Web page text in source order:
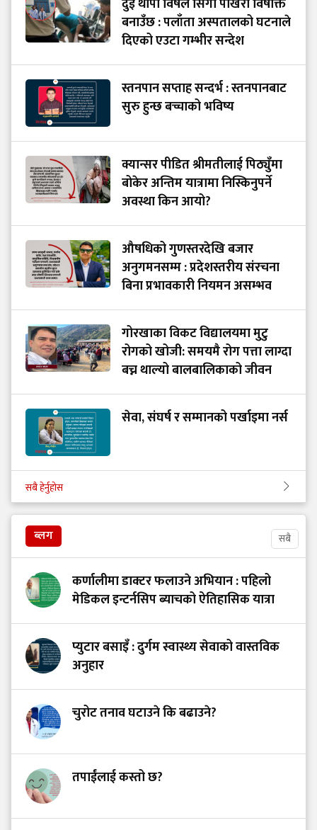
बनाउँछ : पलाँता अस्पतालको घटनाले
दिएको एउटा गम्भीर सन्देश
स्तनपान सप्ताह सन्दर्भ : स्तनपानबाट
सुरु हुन्छ बच्चाको भविष्य
क्यान्सर पीडित श्रीमतीलाई पिठ्युँमा
बोकेर अन्तिम यात्रामा निस्किनुपर्ने
अवस्था किन आयो?
औषधिको गुणस्तरदेखि बजार
अनुगमनसम्म : प्रदेशस्तरीय संरचना
बिना प्रभावकारी नियमन असम्भव
गोरखाका विकट विद्यालयमा मुटु
रोगको खोजी: समयमै रोग पत्ता लाग्दा
बच्न थाल्यो बालबालिकाको जीवन
सेवा, संघर्ष र सम्मानको पर्खाइमा नर्स
सबै हेर्नुहोस
ब्लग सबै
कर्णालीमा डाक्टर फलाउने अभियान : पहिलो
मेडिकल इन्टर्नसिप ब्याचको ऐतिहासिक यात्रा
प्युटार बसाइँ : दुर्गम स्वास्थ्य सेवाको वास्तविक
अनुहार
चुरोट तनाव घटाउने कि बढाउने?
तपाईंलाई कस्तो छ?